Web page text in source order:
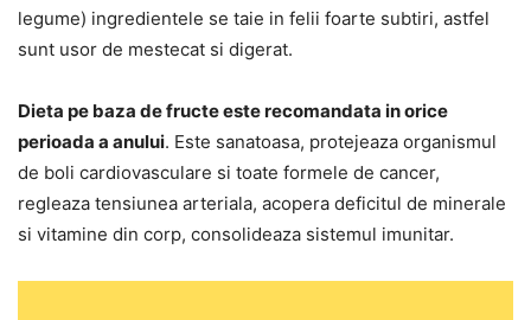
legume) ingredientele se taie in felii foarte subtiri, astfel
sunt usor de mestecat si digerat.
Dieta pe baza de fructe este recomandata in orice
perioada a anului. Este sanatoasa, protejeaza organismul
de boli cardiovasculare si toate formele de cancer,
regleaza tensiunea arteriala, acopera deficitul de minerale
si vitamine din corp, consolideaza sistemul imunitar.